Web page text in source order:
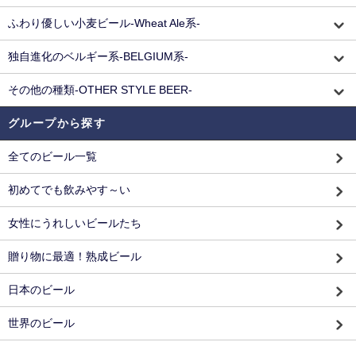
ふわり優しい小麦ビール-Wheat Ale系-
独自進化のベルギー系-BELGIUM系-
その他の種類-OTHER STYLE BEER-
グループから探す
全てのビール一覧
初めてでも飲みやす～い
女性にうれしいビールたち
贈り物に最適！熟成ビール
日本のビール
世界のビール